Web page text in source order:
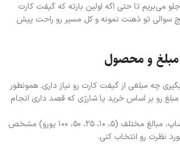
می‌بریم تا حتی اگه اولین بارته که گیفت کارت
سوالی تو ذهنت نمونه و کل مسیر رو راحت پیش
چه مبلغی از گیفت کارت رو نیاز داری. همونطور
رو بر اساس خرید یا شارژی که قصد داری انجام
در صفحه محصول واریا‌شاپ، مبالغ مختلف (۵، ۱۰، ۲۵، ۵۰، ۱۰۰ یورو) مشخص
نظرت رو انتخاب کنی.